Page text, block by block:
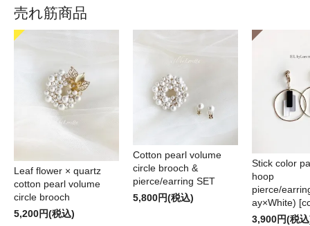
売れ筋商品
Leaf flower × quartz
cotton pearl volume
circle brooch
5,200円(税込)
Cotton pearl volume
circle brooch &
pierce/earring SET
5,800円(税込)
Stick color
hoop
pierce/
ay×White)
3,900円(税